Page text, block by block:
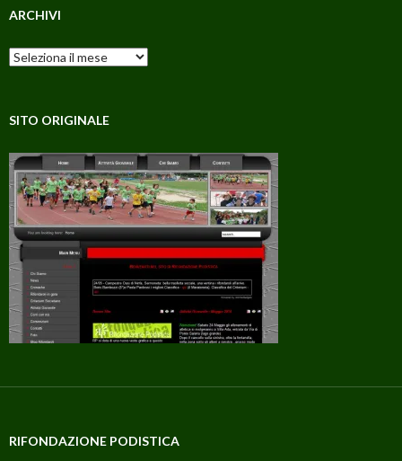
ARCHIVI
Archivi
SITO ORIGINALE
RIFONDAZIONE PODISTICA